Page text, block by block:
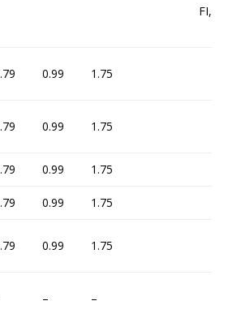
FI,
0.99 1.75
0.99 1.75
0.99 1.75
0.99 1.75
0.99 1.75
– –